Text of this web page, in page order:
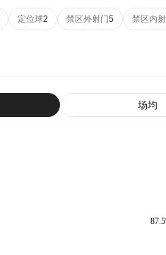
定位球2 禁区外射门5 禁区内
场均